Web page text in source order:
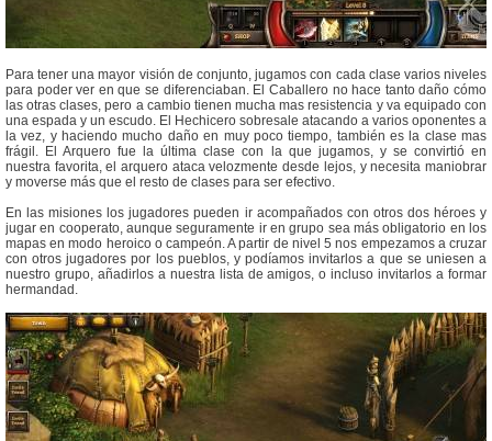
Para tener una mayor visión de conjunto, jugamos con cada clase varios niveles
para poder ver en que se diferenciaban. El Caballero no hace tanto daño cómo
las otras clases, pero a cambio tienen mucha mas resistencia y va equipado con
una espada y un escudo. El Hechicero sobresale atacando a varios oponentes a
la vez, y haciendo mucho daño en muy poco tiempo, también es la clase mas
frágil. El Arquero fue la última clase con la que jugamos, y se convirtió en
nuestra favorita, el arquero ataca velozmente desde lejos, y necesita maniobrar
y moverse más que el resto de clases para ser efectivo.
En las misiones los jugadores pueden ir acompañados con otros dos héroes y
jugar en cooperato, aunque seguramente ir en grupo sea más obligatorio en los
mapas en modo heroico o campeón. A partir de nivel 5 nos empezamos a cruzar
con otros jugadores por los pueblos, y podíamos invitarlos a que se uniesen a
nuestro grupo, añadirlos a nuestra lista de amigos, o incluso invitarlos a formar
hermandad.